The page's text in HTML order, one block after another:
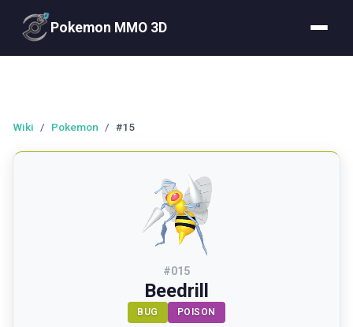
Pokemon MMO 3D
Wiki / Pokemon / #15
#015
Beedrill
BUG POISON